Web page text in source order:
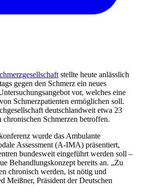
stellte heute anlässlich
gegen den Schmerz ein neues
vor, welches eine
Schmerzpatienten ermöglichen soll.
deutschlandweit etwa 23
Schmerzen betroffen.
wurde das Ambulante
Assessment (A-IMA) präsentiert,
bundesweit eingeführt werden soll –
Behandlungskonzept bereits an. „Zu
chronisch werden, ist nötig und
Meißner, Präsident der Deutschen